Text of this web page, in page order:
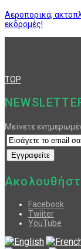
Αεροπορικά,
εκδρομές!
TOP
Μείνετε
Facebook
Twiiter
YouTube